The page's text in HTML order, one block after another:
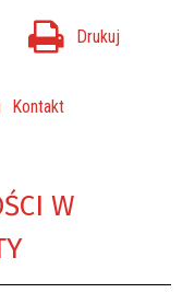
Drukuj
Kontakt
W